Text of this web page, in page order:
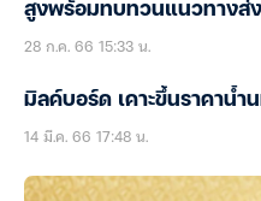
สูงพร้อมทบทวนแนวทางส่ง
28 ก.ค. 66 15:33 น.
มิลค์บอร์ด เคาะขึ้นราคาน้
14 มี.ค. 66 17:48 น.